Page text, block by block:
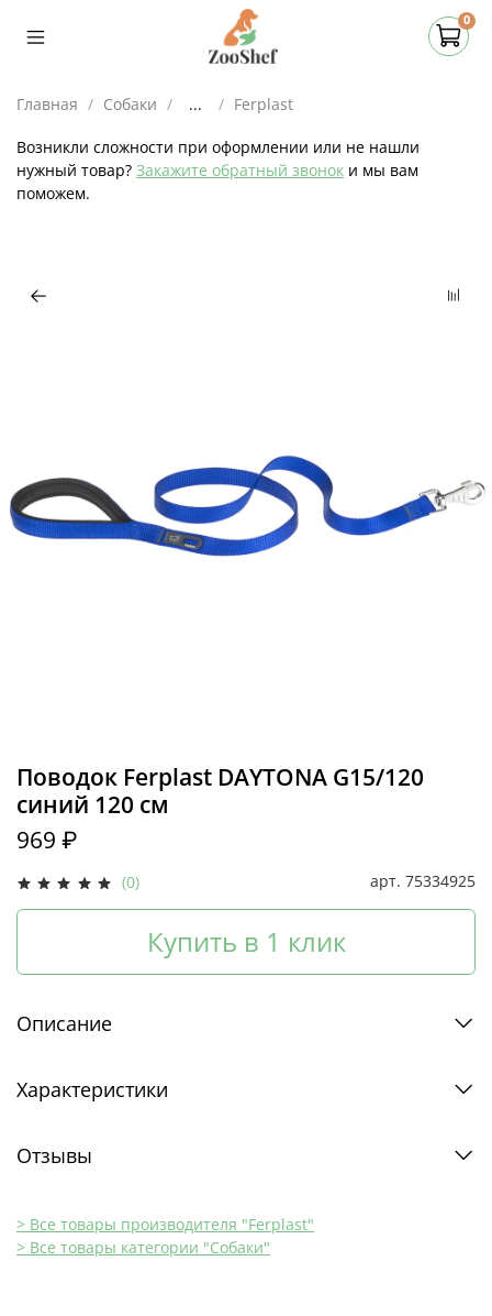
0
Главная Собаки ... Ferplast
Возникли сложности при оформлении или не нашли
нужный товар? Закажите обратный звонок и мы вам
поможем.
(0) арт. 75334925
Поводок Ferplast DAYTONA G15/120
синий 120 см
969 ₽
Купить в 1 клик
Описание
Характеристики
Отзывы
> Все товары производителя "Ferplast"
> Все товары категории "Собаки"